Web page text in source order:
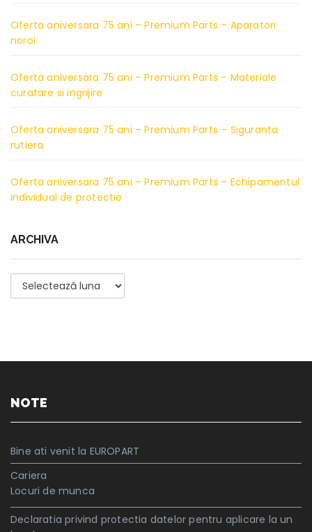
Oferta aniversara 75 ani – Premium Parts – Aparatori
noroi
Oferta aniversara 75 ani – Premium Parts – Materiale
curatare si ingrijire
Oferta aniversara 75 ani – Premium Parts – Siguranta
rutiera
Oferta aniversara 75 ani – Premium Parts – Echipamentul
individual de protectie
ARCHIVA
Archiva
NOTE
Bine ati venit la EUROPART
Cariera
Locuri de munca
Declaratia privind protectia datelor pentru aplicare la un